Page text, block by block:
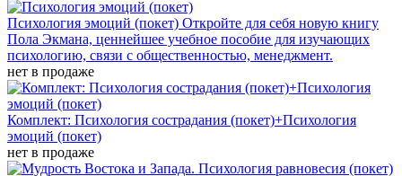
Психология эмоций (покет) Откройте для себя новую книгу
Пола Экмана, ценнейшее учебное пособие для изучающих
психологию, связи с общественностью, менеджмент.
нет в продаже
Комплект: Психология сострадания (покет)+Психология
эмоций (покет)
нет в продаже